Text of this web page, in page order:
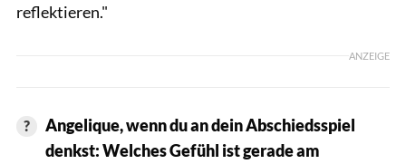
reflektieren."
ANZEIGE
Angelique, wenn du an dein Abschiedsspiel
denkst: Welches Gefühl ist gerade am